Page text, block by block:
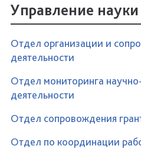
Управление
Отдел организации и
деятельности
Отдел мониторинга
деятельности
Отдел сопровождения
Отдел по координации